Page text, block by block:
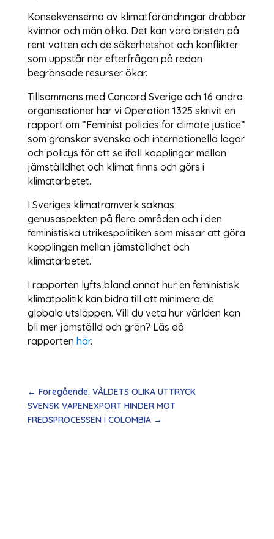
Konsekvenserna av klimatförändringar drabbar
kvinnor och män olika. Det kan vara bristen på
rent vatten och de säkerhetshot och konflikter
som uppstår när efterfrågan på redan
begränsade resurser ökar.
Tillsammans med Concord Sverige och 16 andra
organisationer har vi Operation 1325 skrivit en
rapport om ”Feminist policies for climate justice”
som granskar svenska och internationella lagar
och policys för att se ifall kopplingar mellan
jämställdhet och klimat finns och görs i
klimatarbetet.
I Sveriges klimatramverk saknas
genusaspekten på flera områden och i den
feministiska utrikespolitiken som missar att göra
kopplingen mellan jämställdhet och
klimatarbetet.
I rapporten lyfts bland annat hur en feministisk
klimatpolitik kan bidra till att minimera de
globala utsläppen. Vill du veta hur världen kan
bli mer jämställd och grön? Läs då
rapporten här.
← Föregående: VÅLDETS OLIKA UTTRYCK
SVENSK VAPENEXPORT HINDER MOT
FREDSPROCESSEN I COLOMBIA→